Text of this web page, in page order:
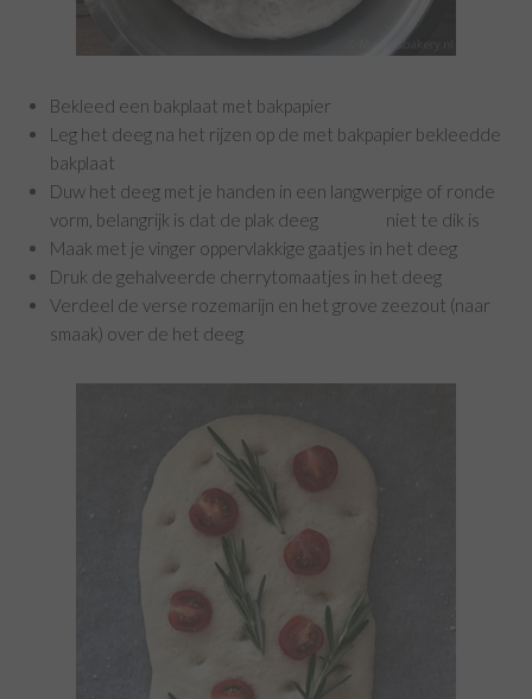
Bekleed een bakplaat met bakpapier
Leg het deeg na het rijzen op de met bakpapier bekleedde
bakplaat
Duw het deeg met je handen in een langwerpige of ronde
vorm, belangrijk is dat de plak deeg niet te dik is
Maak met je vinger oppervlakkige gaatjes in het deeg
Druk de gehalveerde cherrytomaatjes in het deeg
Verdeel de verse rozemarijn en het grove zeezout (naar
smaak) over de het deeg